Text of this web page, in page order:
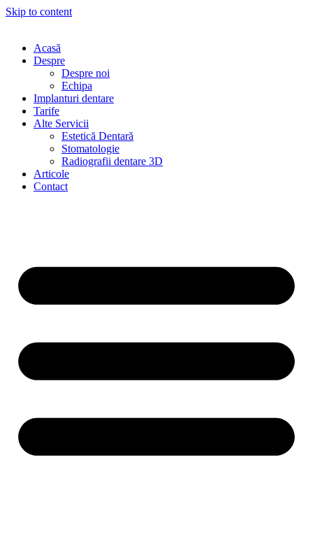
Skip to content
Acasă
Despre
Despre noi
Echipa
Implanturi dentare
Tarife
Alte Servicii
Estetică Dentară
Stomatologie
Radiografii dentare 3D
Articole
Contact